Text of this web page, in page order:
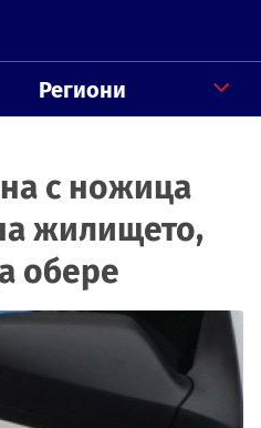
Региони
с ножица
жилището,
обере